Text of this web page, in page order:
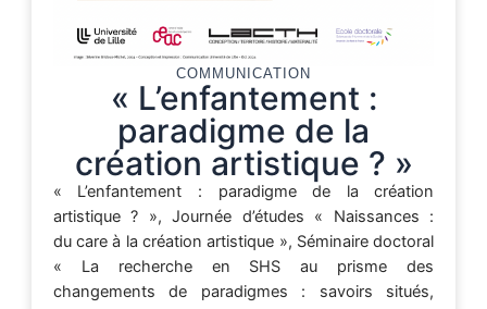
COMMUNICATION
« L’enfantement :
paradigme de la
création artistique ? »
« L’enfantement : paradigme de la création
artistique ? », Journée d’études « Naissances :
du care à la création artistique », Séminaire doctoral
« La recherche en SHS au prisme des
changements de paradigmes : savoirs situés,